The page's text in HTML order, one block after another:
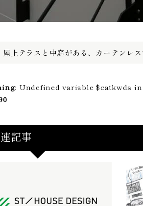
屋上テラスと中庭がある、カーテンレス
: Undefined variable $catkwds in
記事